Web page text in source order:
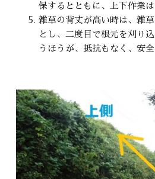
保するとともに、上下作業は
雑草の背丈が高い時は、雑
とし、二度目で根元を刈り
うほうが、抵抗もなく、安全